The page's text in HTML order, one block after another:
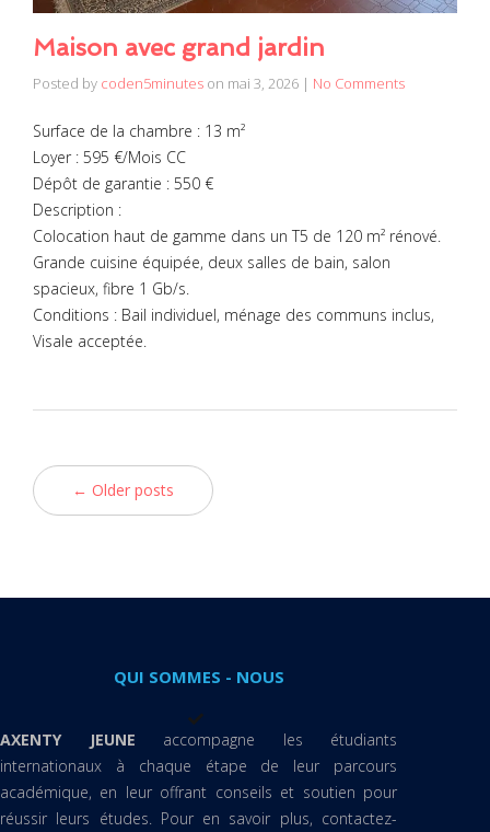
Maison avec grand jardin
Posted by coden5minutes on mai 3, 2026 | No Comments
Surface de la chambre : 13 m²
Loyer : 595 €/Mois CC
Dépôt de garantie : 550 €
Description :
Colocation haut de gamme dans un T5 de 120 m² rénové.
Grande cuisine équipée, deux salles de bain, salon
spacieux, fibre 1 Gb/s.
Conditions : Bail individuel, ménage des communs inclus,
Visale acceptée.
← Older posts
QUI SOMMES - NOUS
AXENTY JEUNE accompagne les étudiants
internationaux à chaque étape de leur parcours
académique, en leur offrant conseils et soutien pour
réussir leurs études. Pour en savoir plus, contactez-